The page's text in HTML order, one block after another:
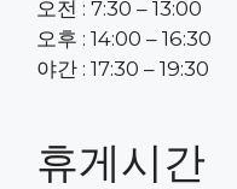
오전 : 7:30 – 13:00
오후 : 14:00 – 16:30
야간 : 17:30 – 19:30
휴게시간